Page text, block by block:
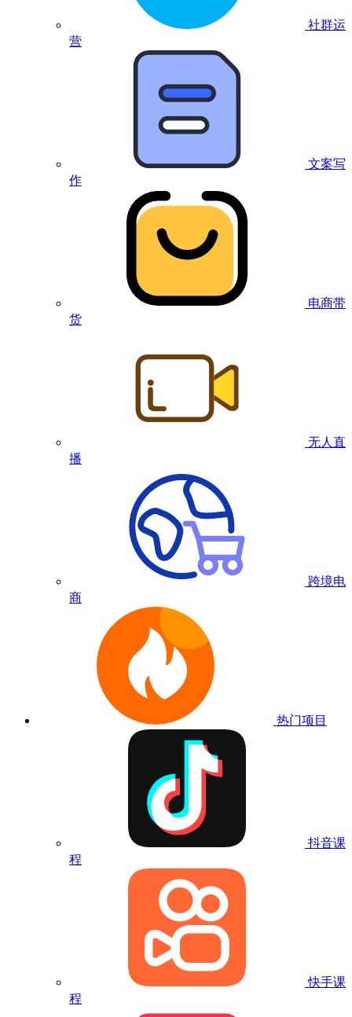
社群运
营
文案写
作
电商带
货
无人直
播
跨境电
商
热门项目
抖音课
程
快手课
程